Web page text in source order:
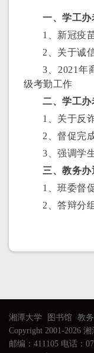
一、学工办
1、新冠疫
2、关于诚
3、2021年
级考勤工作
二、学工办
1、关于反
2、督促完
3、强调学
三、教务办
1、班委督
2、答辩分
湘潭大学 图书馆 教
Copyright 2001-2026
邮编：411105 电话：